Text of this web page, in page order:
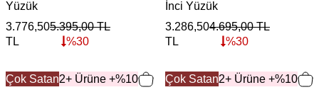
Yüzük
3.776,50
TL
5.395,00TL
%30
İnci Yüzük
3.286,50
TL
4.695,00TL
%30
Çok Satan2+ Ürüne +%10 Çok Satan2+ Ürüne +%10